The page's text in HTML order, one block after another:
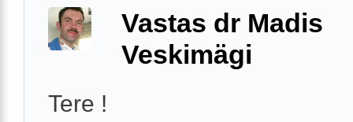
Vastas dr Madis
Veskimägi
Tere !